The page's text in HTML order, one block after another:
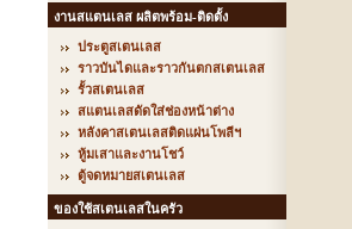
งานสแตนเลส ผลิตพร้อม-ติดตั้ง
ประตูสเตนเลส
ราวบันไดและราวกันตกสเตนเลส
รั้วสเตนเลส
สแตนเลสดัดใส่ช่องหน้าต่าง
หลังคาสเตนเลสติดแผ่นโพลีฯ
หู้มเสาและงานโชว์
ตู้จดหมายสเตนเลส
ของใช้สเตนเลสในครัว